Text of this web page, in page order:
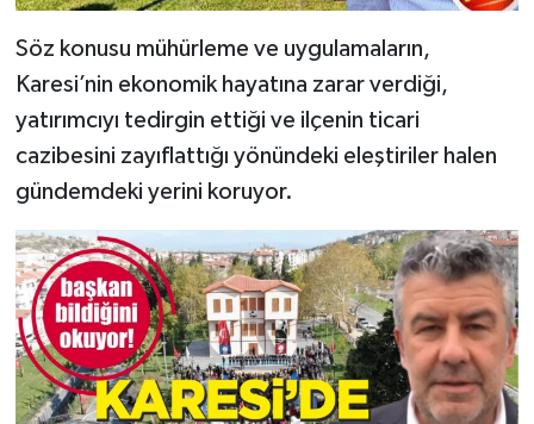
Söz konusu mühürleme ve uygulamaların,
Karesi’nin ekonomik hayatına zarar verdiği,
yatırımcıyı tedirgin ettiği ve ilçenin ticari
cazibesini zayıflattığı yönündeki eleştiriler halen
gündemdeki yerini koruyor.